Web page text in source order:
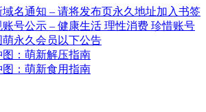
域名通知 – 请将发布页永久地址加入书签
账号公示 – 健康生活 理性消费 珍惜账号
萌永久会员以下公告
图：萌新解压指南
图：萌新食用指南